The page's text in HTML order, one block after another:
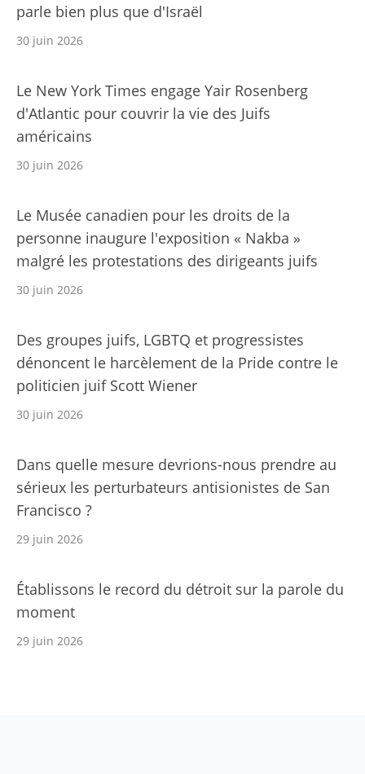
parle bien plus que d'Israël
30 juin 2026
Le New York Times engage Yair Rosenberg
d'Atlantic pour couvrir la vie des Juifs
américains
30 juin 2026
Le Musée canadien pour les droits de la
personne inaugure l'exposition « Nakba »
malgré les protestations des dirigeants juifs
30 juin 2026
Des groupes juifs, LGBTQ et progressistes
dénoncent le harcèlement de la Pride contre le
politicien juif Scott Wiener
30 juin 2026
Dans quelle mesure devrions-nous prendre au
sérieux les perturbateurs antisionistes de San
Francisco ?
29 juin 2026
Établissons le record du détroit sur la parole du
moment
29 juin 2026